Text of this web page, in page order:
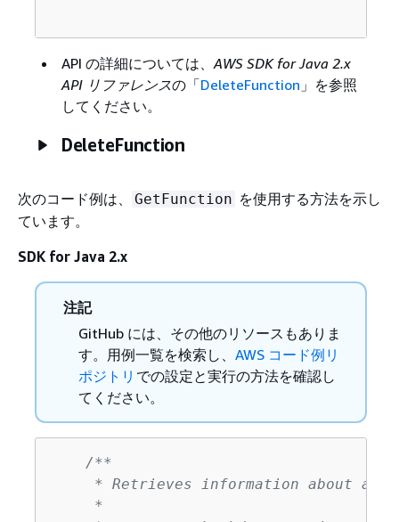
API の詳細については、 AWS SDK for Java 2.x
API リファレンスの「DeleteFunction 」を参照
してください。
DeleteFunction
次のコード例は、 GetFunction を使用する方法を示し
ています。
SDK for Java 2.x
注記
GitHub には、その他のリソースもありま
す。用例一覧を検索し、 AWS コード例リ
ポジトリ での設定と実行の方法を確認し
てください。
/**
* Retrieves information about an
     *